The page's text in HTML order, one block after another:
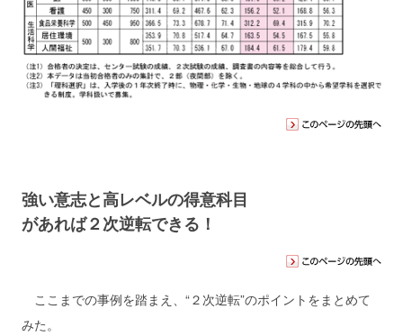
強い意志と高レベルの得意科目
があれば２次逆転できる！
ここまでの事例を踏まえ、“２次逆転”のポイントをまとめて
みた。